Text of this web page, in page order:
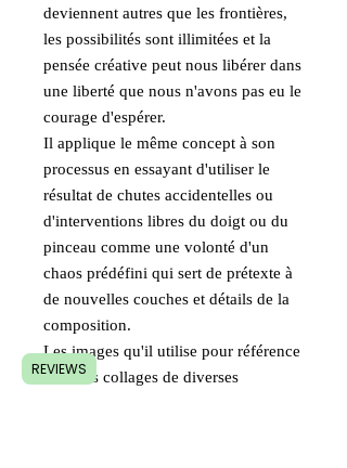
deviennent autres que les frontières,
les possibilités sont illimitées et la
pensée créative peut nous libérer dans
une liberté que nous n'avons pas eu le
courage d'espérer.
Il applique le même concept à son
processus en essayant d'utiliser le
résultat de chutes accidentelles ou
d'interventions libres du doigt ou du
pinceau comme une volonté d'un
chaos prédéfini qui sert de prétexte à
de nouvelles couches et détails de la
composition.
Les images qu'il utilise pour référence
sont des collages de diverses
REVIEWS